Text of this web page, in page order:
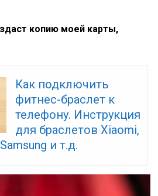
копию моей карты,
Как подключить
фитнес-браслет к
телефону. Инструкция
для браслетов Xiaomi,
и т.д.